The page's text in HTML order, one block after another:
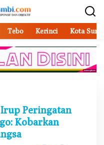
Tebo Kerinci Kota
Peringatan
Kobarkan